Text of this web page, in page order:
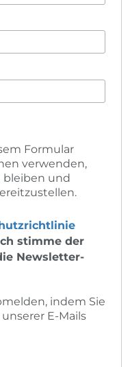
Formular
verwenden,
bleiben und
stimme der
Newsletter-
indem Sie
E-Mails